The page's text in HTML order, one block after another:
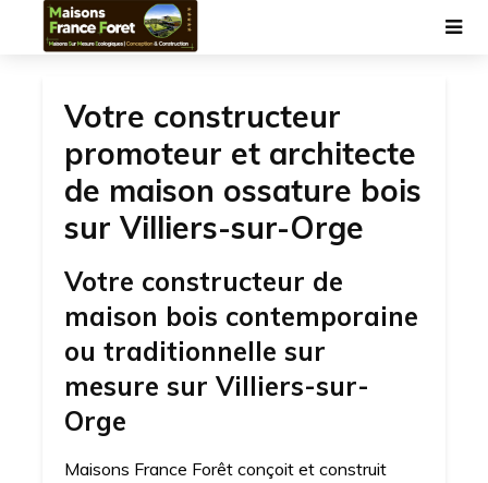
Votre constructeur
promoteur et architecte
de maison ossature bois
sur Villiers-sur-Orge
Votre constructeur de
maison bois contemporaine
ou traditionnelle sur
mesure sur Villiers-sur-
Orge
Maisons France Forêt conçoit et construit